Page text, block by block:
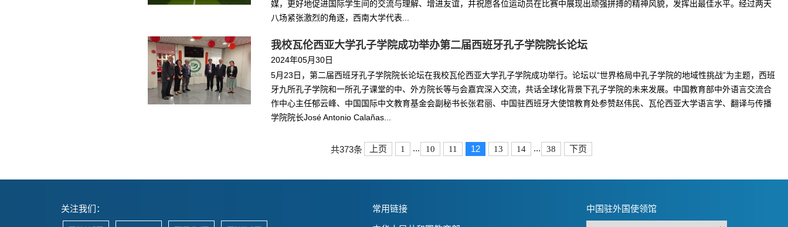
媒，更好地促进国际学生间的交流与理解、增进友谊，并祝愿各位运动员在比赛中展现出顽强拼搏的精神风貌，发挥出最佳水平。经过两天
八场紧张激烈的角逐，西南大学代表...
我校瓦伦西亚大学孔子学院成功举办第二届西班牙孔子学院院长论坛
2024年05月30日
5月23日，第二届西班牙孔子学院院长论坛在我校瓦伦西亚大学孔子学院成功举行。论坛以“世界格局中孔子学院的地域性挑战”为主题，西班
牙九所孔子学院和一所孔子课堂的中、外方院长等与会嘉宾深入交流，共话全球化背景下孔子学院的未来发展。中国教育部中外语言交流合
作中心主任郁云峰、中国国际中文教育基金会副秘书长张君丽、中国驻西班牙大使馆教育处参赞赵伟民、瓦伦西亚大学语言学、翻译与传播
学院院长José Antonio Calañas...
共373条 上页 1 ... 10 11 12 13 14 ... 38 下页
关注我们： 常用链接 中国驻外国使领馆